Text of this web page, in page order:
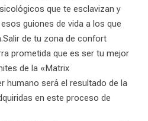
que te esclavizan y
guiones de vida a los que
de tu zona de confort
prometida que es ser tu mejor
de la «Matrix
humano será el resultado de la
en este proceso de